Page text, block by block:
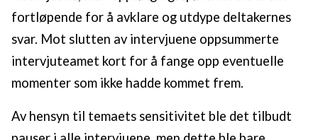
fortløpende for å avklare og utdype deltakernes
svar. Mot slutten av intervjuene oppsummerte
intervjuteamet kort for å fange opp eventuelle
momenter som ikke hadde kommet frem.
Av hensyn til temaets sensitivitet ble det tilbudt